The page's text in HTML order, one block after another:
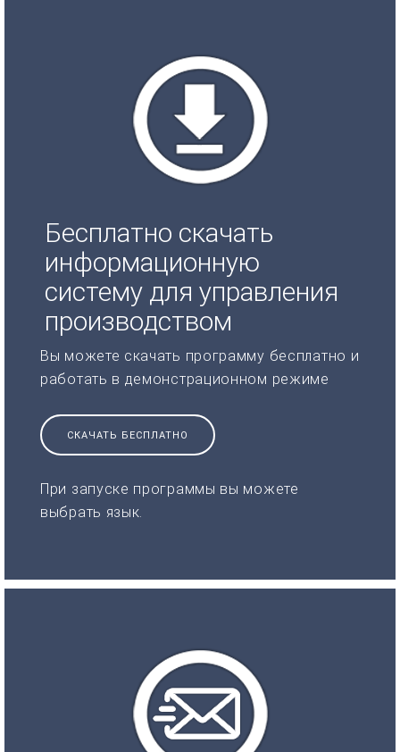
Бесплатно скачать
информационную
систему для управления
производством
Вы можете скачать программу бесплатно и
работать в демонстрационном режиме
СКАЧАТЬ БЕСПЛАТНО
При запуске программы вы можете
выбрать язык.